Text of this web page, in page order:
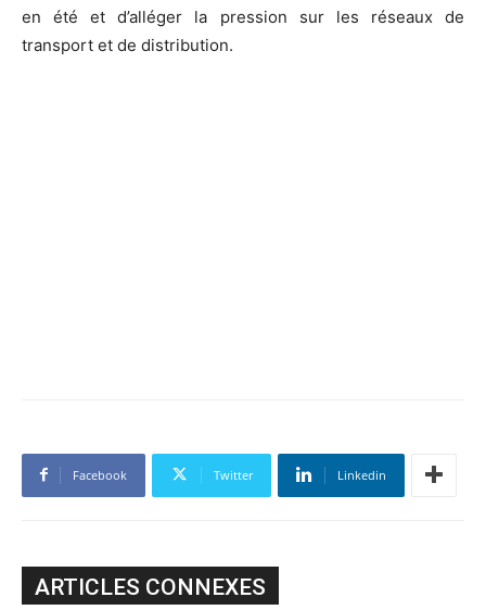
en été et d’alléger la pression sur les réseaux de
transport et de distribution.
Facebook Twitter Linkedin
ARTICLES CONNEXES